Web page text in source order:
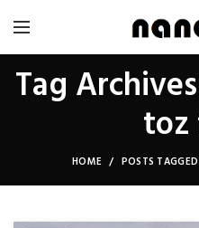
Tag
HOME POSTS